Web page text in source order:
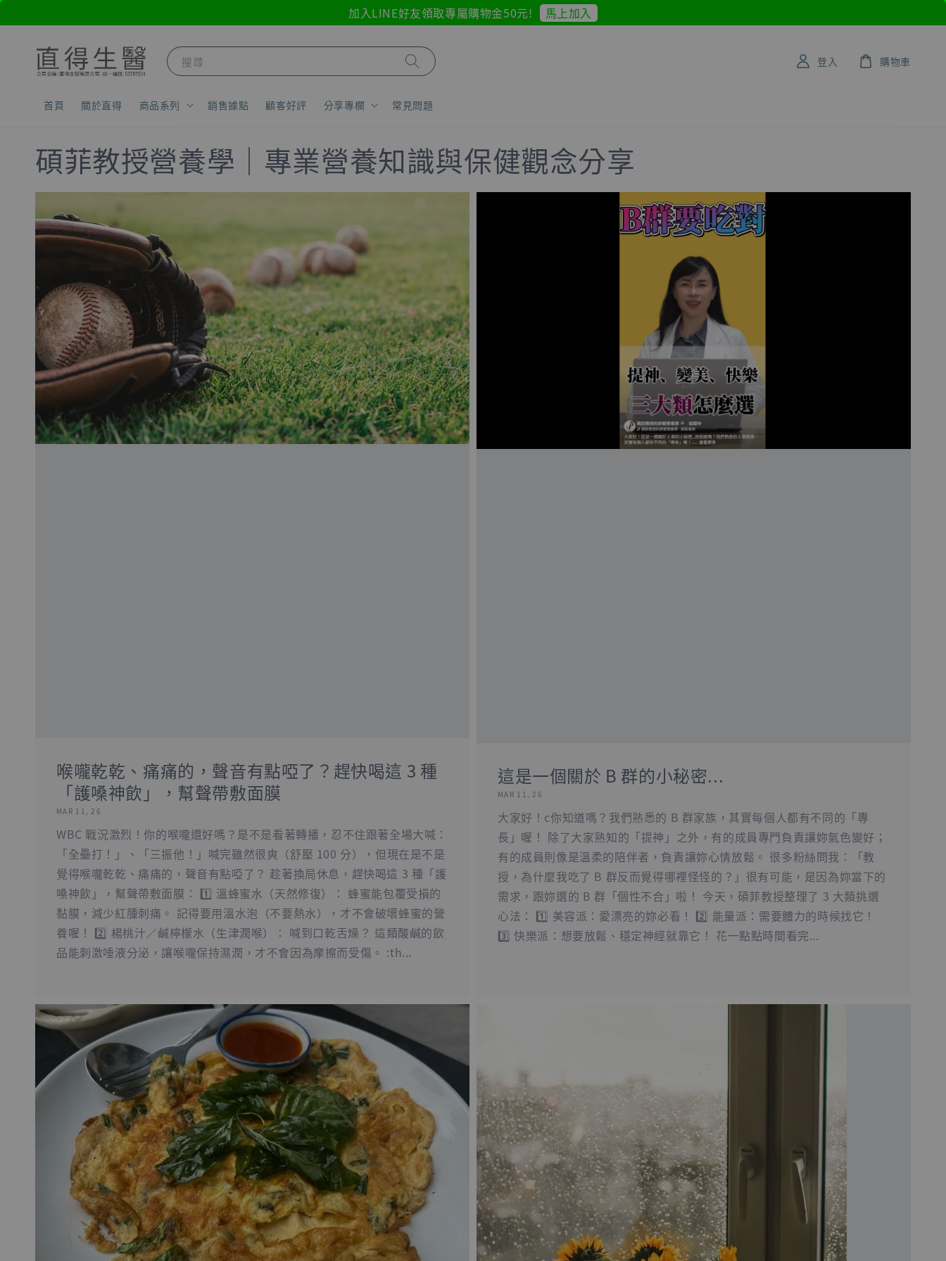
加入LINE好友領取專屬購物金50元! 馬上加入
搜尋
首頁 關於直得 商品系列 銷售據點 顧客好評 分享專欄 常見問題
登入 購物車
碩菲教授營養學｜專業營養知識與保健觀念分享
喉嚨乾乾、痛痛的，聲音有點啞了？趕快喝這 3 種
「護嗓神飲」，幫聲帶敷面膜
MAR 11, 26
WBC 戰況激烈！你的喉嚨還好嗎？是不是看著轉播，忍不住跟著全場大喊：
「全壘打！」、「三振他！」喊完雖然很爽（舒壓 100 分），但現在是不是
覺得喉嚨乾乾、痛痛的，聲音有點啞了？ 趁著換局休息，趕快喝這 3 種「護
嗓神飲」，幫聲帶敷面膜： 1️⃣ 溫蜂蜜水（天然修復）： 蜂蜜能包覆受損的
黏膜，減少紅腫刺痛。 記得要用溫水泡（不要熱水），才不會破壞蜂蜜的營
養喔！ 2️⃣ 楊桃汁／鹹檸檬水（生津潤喉）： 喊到口乾舌燥？ 這類酸鹹的飲
品能刺激唾液分泌，讓喉嚨保持濕潤，才不會因為摩擦而受傷。 :th...
這是一個關於 B 群的小秘密...
MAR 11, 26
大家好！c你知道嗎？我們熟悉的 B 群家族，其實每個人都有不同的「專
長」喔！ 除了大家熟知的「提神」之外，有的成員專門負責讓妳氣色變好；
有的成員則像是溫柔的陪伴者，負責讓妳心情放鬆。 很多粉絲問我：「教
授，為什麼我吃了 B 群反而覺得哪裡怪怪的？」很有可能，是因為妳當下的
需求，跟妳選的 B 群「個性不合」啦！ 今天，碩菲教授整理了 3 大類挑選
心法： 1️⃣ 美容派：愛漂亮的妳必看！ 2️⃣ 能量派：需要體力的時候找它！
3️⃣ 快樂派：想要放鬆、穩定神經就靠它！ 花一點點時間看完...